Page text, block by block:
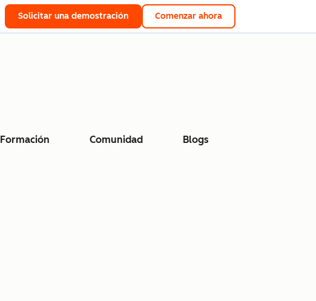
Solicitar una demostración Comenzar ahora
Formación Comunidad Blogs